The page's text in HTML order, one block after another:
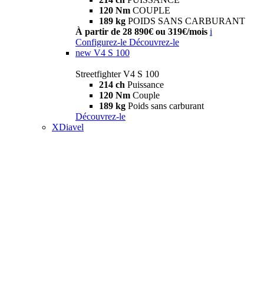
120 Nm COUPLE
189 kg POIDS SANS CARBURANT
À partir de 28 890€ ou 319€/mois i
Configurez-le Découvrez-le
new V4 S 100
Streetfighter V4 S 100
214 ch Puissance
120 Nm Couple
189 kg Poids sans carburant
Découvrez-le
XDiavel